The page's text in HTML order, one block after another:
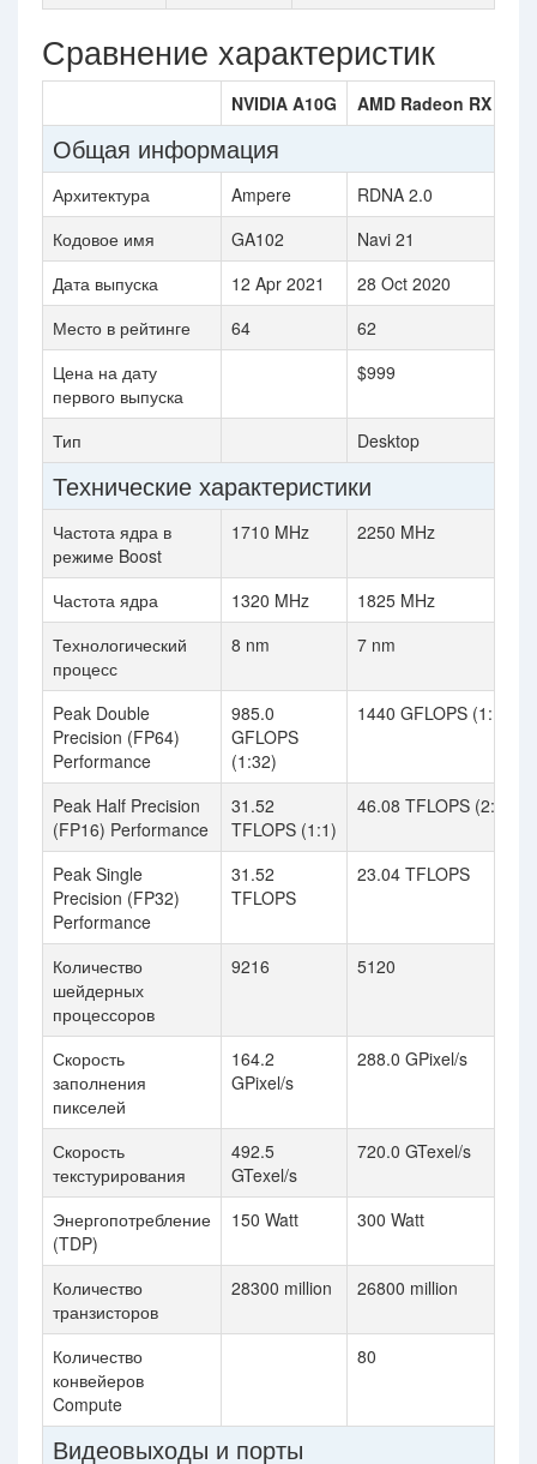
Сравнение характеристик
NVIDIA A10G AMD Radeon RX
Общая информация
Архитектура Ampere
RDNA 2.0
Кодовое имя
GA102
Navi 21
Дата выпуска
12 Apr 2021
28 Oct 2020
Место в рейтинге
64
62
Цена на дату
первого выпуска
$999
Тип Desktop
Технические характеристики
Частота ядра в
режиме Boost
1710 MHz 2250 MHz
Частота ядра 1320 MHz
1825 MHz
Технологический
процесс
8 nm 7 nm
Peak Double
Precision (FP64)
Performance
985.0
GFLOPS
(1:32)
1440 GFLOPS (1:16)
Peak Half Precision
(FP16) Performance
31.52
TFLOPS (1:1)
46.08 TFLOPS (2:1)
Peak Single
Precision (FP32)
Performance
31.52
TFLOPS
23.04 TFLOPS
Количество
шейдерных
процессоров
9216 5120
Скорость
заполнения
пикселей
164.2
GPixel/s
288.0 GPixel/s
Скорость
текстурирования
492.5
GTexel/s
720.0 GTexel/s
Энергопотребление
(TDP)
150 Watt 300 Watt
Количество
транзисторов
28300 million 26800 million
Количество
конвейеров
Compute
80
Видеовыходы и порты